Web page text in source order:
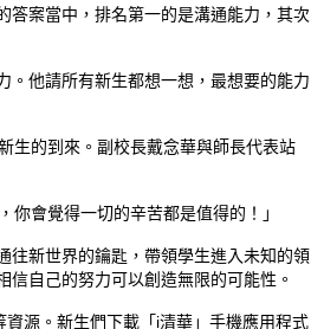
答案當中，排名第一的是溝通能力，其次
。他請所有新生都想一想，最想要的能力
生的到來。副校長戴念華與師長代表站
會覺得一切的辛苦都是值得的！」
往新世界的鑰匙，帶領學生進入未知的領
自己的努力可以創造無限的可能性。
源。新生們下載「i清華」手機應用程式